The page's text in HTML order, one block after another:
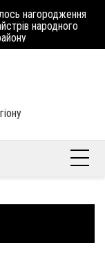
нагородження
народного